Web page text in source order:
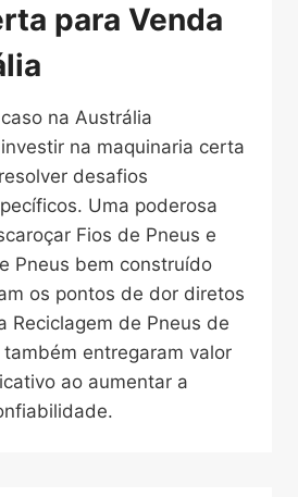
para Venda
na Austrália
na maquinaria certa
desafios
Uma poderosa
Fios de Pneus e
Pneus bem construído
os pontos de dor diretos
Reciclagem de Pneus de
também entregaram valor
ao aumentar a